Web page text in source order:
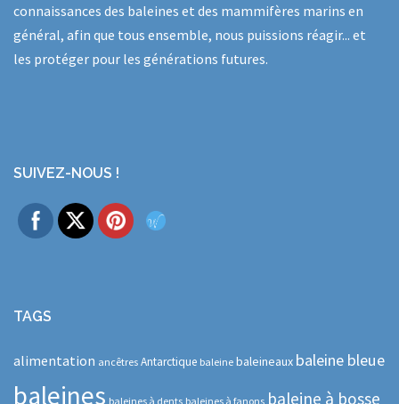
connaissances des baleines et des mammifères marins en
général, afin que tous ensemble, nous puissions réagir... et
les protéger pour les générations futures.
SUIVEZ-NOUS !
TAGS
alimentation ancêtres Antarctique baleine baleineaux baleine bleue
baleines baleines à dents baleines à fanons baleine à bosse